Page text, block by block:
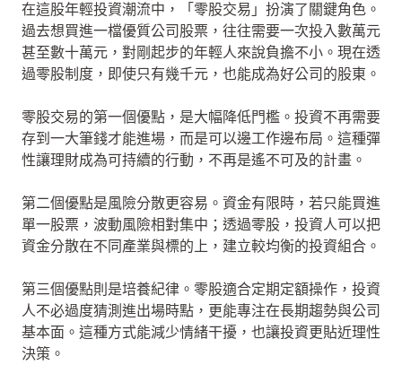
在這股年輕投資潮流中，「零股交易」扮演了關鍵角色。
過去想買進一檔優質公司股票，往往需要一次投入數萬元
甚至數十萬元，對剛起步的年輕人來說負擔不小。現在透
過零股制度，即使只有幾千元，也能成為好公司的股東。
零股交易的第一個優點，是大幅降低門檻。投資不再需要
存到一大筆錢才能進場，而是可以邊工作邊布局。這種彈
性讓理財成為可持續的行動，不再是遙不可及的計畫。
第二個優點是風險分散更容易。資金有限時，若只能買進
單一股票，波動風險相對集中；透過零股，投資人可以把
資金分散在不同產業與標的上，建立較均衡的投資組合。
第三個優點則是培養紀律。零股適合定期定額操作，投資
人不必過度猜測進出場時點，更能專注在長期趨勢與公司
基本面。這種方式能減少情緒干擾，也讓投資更貼近理性
決策。